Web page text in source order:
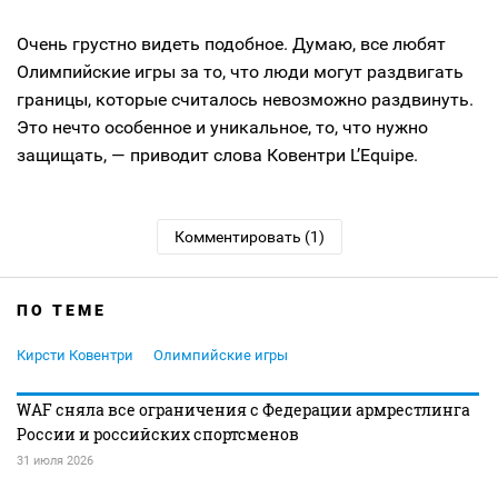
Очень грустно видеть подобное. Думаю, все любят
Олимпийские игры за то, что люди могут раздвигать
границы, которые считалось невозможно раздвинуть.
Это нечто особенное и уникальное, то, что нужно
защищать, — приводит слова Ковентри L’Equipe.
Комментировать (1)
ПО ТЕМЕ
Кирсти Ковентри Олимпийские игры
WAF сняла все ограничения с Федерации армрестлинга
России и российских спортсменов
31 июля 2026